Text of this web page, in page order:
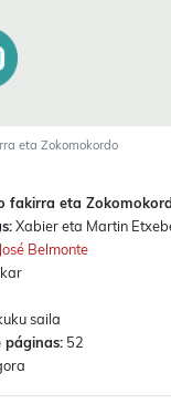
eta Zokomokordo
fakirra eta
Xabier eta Martin
José Belmonte
saila
páginas: 52